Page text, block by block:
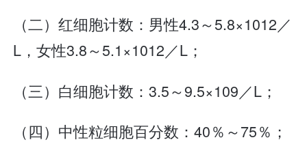
（二）红细胞计数：男性4.3～5.8×1012／
L，女性3.8～5.1×1012／L；
（三）白细胞计数：3.5～9.5×109／L；
（四）中性粒细胞百分数：40％～75％；